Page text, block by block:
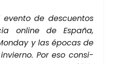
even­to de des­cuen­tos
onli­ne de Espa­ña,
y las épo­cas de
Por eso con­si­